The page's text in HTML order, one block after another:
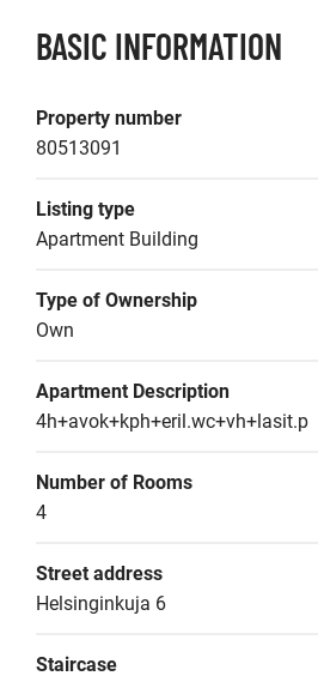
BASIC INFORMATION
Property number
80513091
Listing type
Apartment Building
Type of Ownership
Own
Apartment Description
4h+avok+kph+eril.wc+vh+lasit.p
Number of Rooms
4
Street address
Helsinginkuja 6
Staircase